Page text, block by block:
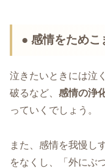
● 感情をためこ
泣きたいときには泣
破るなど、 感情の浄
っていくでしょう。
また、感情を我慢し
をなくし、「外にぶ